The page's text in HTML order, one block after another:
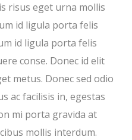
risus eget urna mollis
id ligula porta felis
id ligula porta felis
conse. Donec id elit
metus. Donec sed odio
ac facilisis in, egestas
mi porta gravida at
mollis interdum.